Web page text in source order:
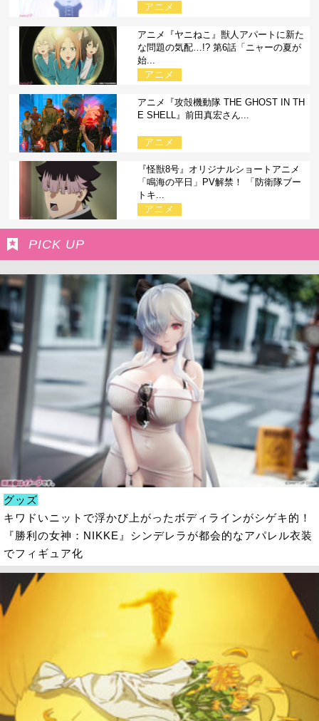
アニメ
アニメ『ヤニねこ』獣人アパートに新た
な問題の気配…!? 第6話「ニャーの夏が
始...
アニメ
アニメ『攻殻機動隊 THE GHOST IN TH
E SHELL』前田真宏さん...
アニメ
『怪獣8号』オリジナルショートアニメ
「鳴海の平日」PV解禁！ 「防衛隊ブー
トキ...
アニメ
PICK UP
グッズ
キワドいニットで浮かび上がったボディラインがシゲキ的！
『勝利の女神：NIKKE』シンデレラが都会的なアパレル衣装
でフィギュア化